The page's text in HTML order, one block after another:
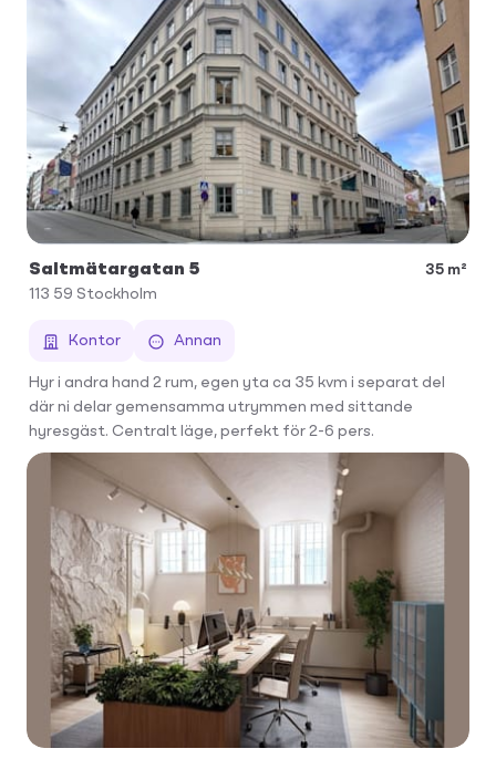
Saltmätargatan 5
35 m²
113 59 Stockholm
Kontor Annan
Hyr i andra hand 2 rum, egen yta ca 35 kvm i separat del
där ni delar gemensamma utrymmen med sittande
hyresgäst. Centralt läge, perfekt för 2-6 pers.